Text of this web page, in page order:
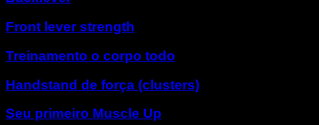
Front lever strength
Treinamento o corpo todo
Handstand de força (clusters)
Seu primeiro Muscle Up